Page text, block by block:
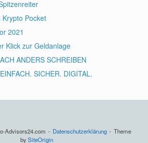
Pocket
2021
Klick zur Geldanlage
ANDERS SCHREIBEN
SICHER. DIGITAL.
Advisors24.com Datenschutzerklärung
Theme
bySiteOrigin